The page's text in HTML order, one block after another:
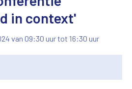
in context'
van 09:30 uur tot 16:30 uur